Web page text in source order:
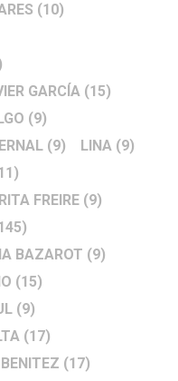
(10)
GARCÍA (15)
(9)
(9) LINA (9)
FREIRE (9)
BAZAROT (9)
(15)
(9)
(17)
(17)